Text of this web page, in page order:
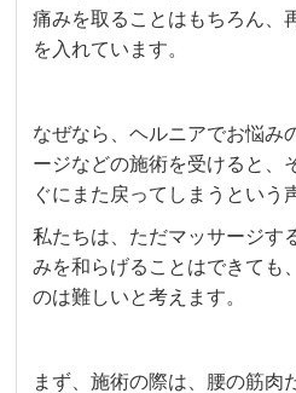
痛みを取ることはもちろん、
を入れています。
なぜなら、ヘルニアでお悩み
ージなどの施術を受けると、
ぐにまた戻ってしまうという
私たちは、ただマッサージす
みを和らげることはできても
のは難しいと考えます。
まず、施術の際は、腰の筋肉